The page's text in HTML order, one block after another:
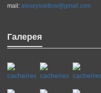
mail: alexeysvetlow@gmail.com
Галерея